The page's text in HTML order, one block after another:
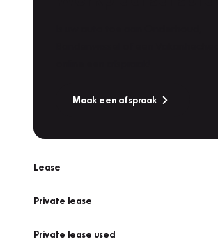
Maak een afspraak
Lease
Private lease
Private lease used